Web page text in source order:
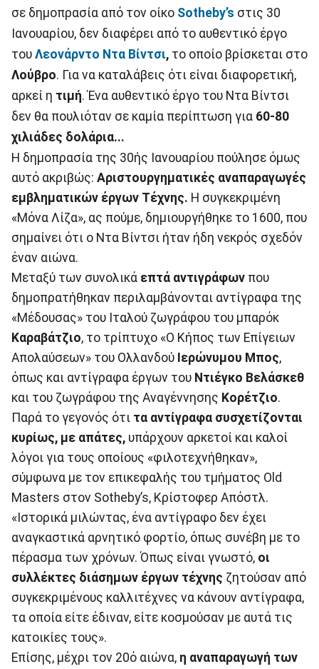
σε δημοπρασία από τον οίκο Sotheby’s στις 30
Ιανουαρίου, δεν διαφέρει από το αυθεντικό έργο
του Λεονάρντο Ντα Βίντσι, το οποίο βρίσκεται στο
Λούβρο. Για να καταλάβεις ότι είναι διαφορετική,
αρκεί η τιμή. Ένα αυθεντικό έργο του Ντα Βίντσι
δεν θα πουλιόταν σε καμία περίπτωση για 60-80
χιλιάδες δολάρια...
Η δημοπρασία της 30ής Ιανουαρίου πούλησε όμως
αυτό ακριβώς: Αριστουργηματικές αναπαραγωγές
εμβληματικών έργων Τέχνης. Η συγκεκριμένη
«Μόνα Λίζα», ας πούμε, δημιουργήθηκε το 1600, που
σημαίνει ότι ο Ντα Βίντσι ήταν ήδη νεκρός σχεδόν
έναν αιώνα.
Μεταξύ των συνολικά επτά αντιγράφων που
δημοπρατήθηκαν περιλαμβάνονται αντίγραφα της
«Μέδουσας» του Ιταλού ζωγράφου του μπαρόκ
Καραβάτζιο, το τρίπτυχο «Ο Κήπος των Επίγειων
Απολαύσεων» του Ολλανδού Ιερώνυμου Μπος,
όπως και αντίγραφα έργων του Ντιέγκο Βελάσκεθ
και του ζωγράφου της Αναγέννησης Κορέτζιο.
Παρά το γεγονός ότι τα αντίγραφα συσχετίζονται
κυρίως, με απάτες, υπάρχουν αρκετοί και καλοί
λόγοι για τους οποίους «φιλοτεχνήθηκαν»,
σύμφωνα με τον επικεφαλής του τμήματος Old
Masters στον Sotheby’s, Κρίστοφερ Απόστλ.
«Ιστορικά μιλώντας, ένα αντίγραφο δεν έχει
αναγκαστικά αρνητικό φορτίο, όπως συνέβη με το
πέρασμα των χρόνων. Όπως είναι γνωστό, οι
συλλέκτες διάσημων έργων τέχνης ζητούσαν από
συγκεκριμένους καλλιτέχνες να κάνουν αντίγραφα,
τα οποία είτε έδιναν, είτε κοσμούσαν με αυτά τις
κατοικίες τους».
Επίσης, μέχρι τον 20ό αιώνα, η αναπαραγωγή των